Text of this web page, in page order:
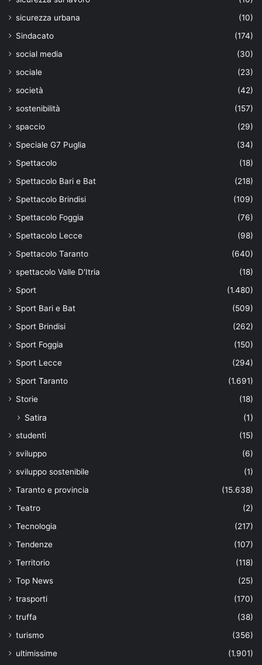
sicurezza urbana
(10)
Sindacato
(174)
social media
(30)
sociale
(23)
società
(42)
sostenibilità
(157)
spaccio
(29)
Speciale G7 Puglia
(34)
Spettacolo
(18)
Spettacolo Bari e Bat
(218)
Spettacolo Brindisi
(109)
Spettacolo Foggia
(76)
Spettacolo Lecce
(98)
Spettacolo Taranto
(640)
spettacolo Valle D'Itria
(18)
Sport
(1.480)
Sport Bari e Bat
(509)
Sport Brindisi
(262)
Sport Foggia
(150)
Sport Lecce
(294)
Sport Taranto
(1.691)
Storie
(18)
Satira (1)
studenti
(15)
sviluppo
(6)
sviluppo sostenibile
(1)
Taranto e provincia
(15.638)
Teatro
(2)
Tecnologia
(217)
Tendenze
(107)
Territorio
(118)
Top News
(25)
trasporti
(170)
truffa
(38)
turismo
(356)
ultimissime
(1.901)